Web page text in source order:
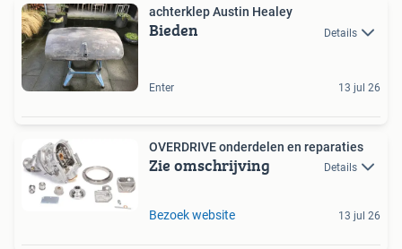
achterklep Austin Healey
Bieden Details
Enter 13 jul 26
OVERDRIVE onderdelen en reparaties
Zie omschrijving Details
Bezoek website 13 jul 26